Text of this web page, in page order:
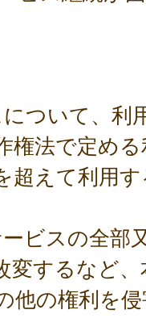
ついて、利
権法で定め
超えて利用
ビスの全部
変するなど
他の権利を